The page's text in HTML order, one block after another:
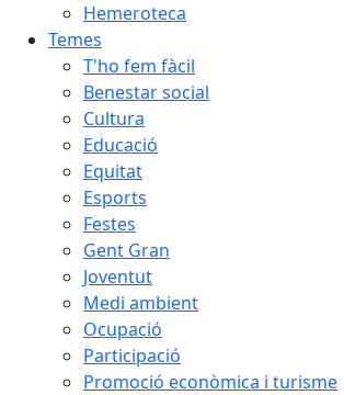
Hemeroteca
Temes
T'ho fem fàcil
Benestar social
Cultura
Educació
Equitat
Esports
Festes
Gent Gran
Joventut
Medi ambient
Ocupació
Participació
Promoció econòmica i turisme